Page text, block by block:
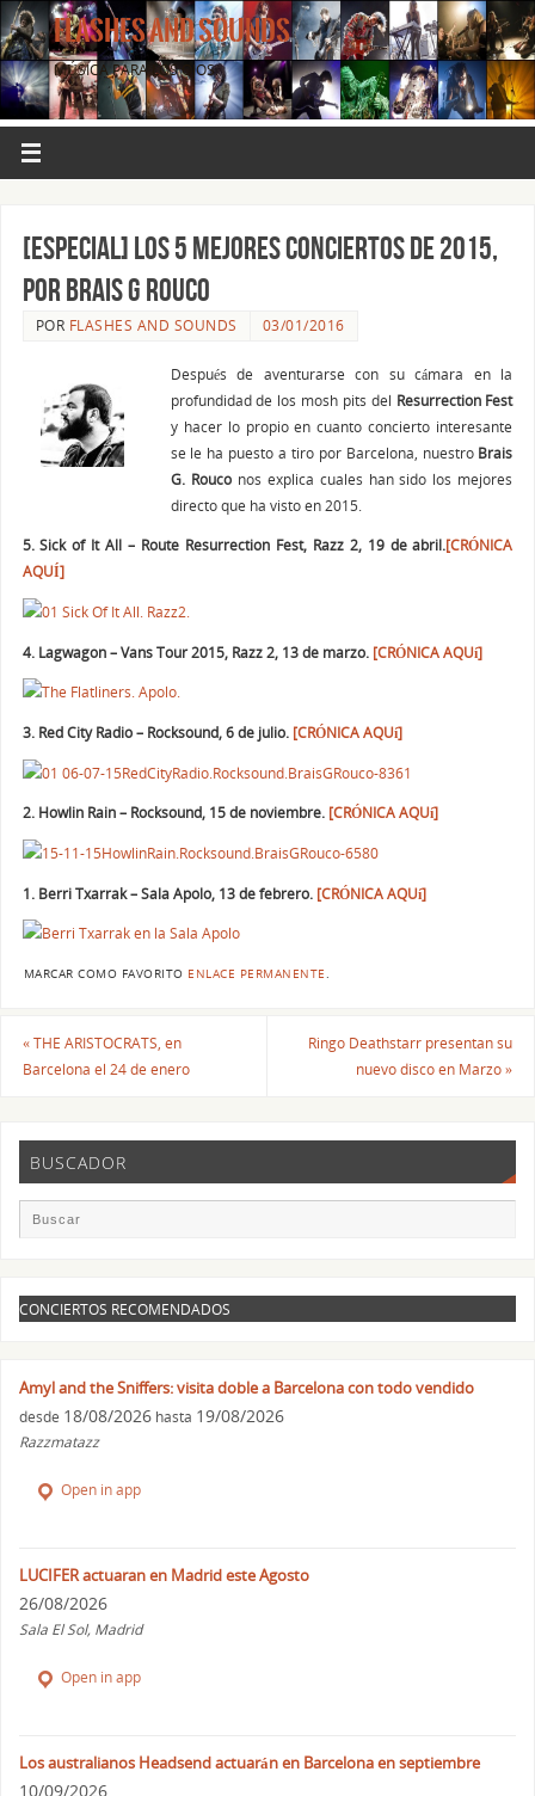
FLASHES AND SOUNDS
MÚSICA PARA LOS OJOS.
[ESPECIAL] Los 5 mejores conciertos de 2015,
por Brais G Rouco
POR FLASHES AND SOUNDS 03/01/2016
Después de aventurarse con su cámara en la
profundidad de los mosh pits del Resurrection Fest
y hacer lo propio en cuanto concierto interesante
se le ha puesto a tiro por Barcelona, nuestro Brais
G. Rouconos explica cuales han sido los mejores
directo que ha visto en 2015.
5. Sick of It All – Route Resurrection Fest, Razz 2, 19 de abril.[CRÓNICA
AQUÍ]
4. Lagwagon – Vans Tour 2015, Razz 2, 13 de marzo. [CRÓNICA AQUí]
3. Red City Radio – Rocksound, 6 de julio. [CRÓNICA AQUí]
2. Howlin Rain – Rocksound, 15 de noviembre. [CRÓNICA AQUí]
1. Berri Txarrak – Sala Apolo, 13 de febrero. [CRÓNICA AQUí]
MARCAR COMO FAVORITO ENLACE PERMANENTE.
«THE ARISTOCRATS, en
Barcelona el 24 de enero
Ringo Deathstarr presentan su
nuevo disco en Marzo»
BUSCADOR
CONCIERTOS RECOMENDADOS
Amyl and the Sniffers: visita doble a Barcelona con todo vendido
desde 18/08/2026 hasta 19/08/2026
Razzmatazz
Open in app
LUCIFER actuaran en Madrid este Agosto
26/08/2026
Sala El Sol, Madrid
Open in app
Los australianos Headsend actuarán en Barcelona en septiembre
10/09/2026